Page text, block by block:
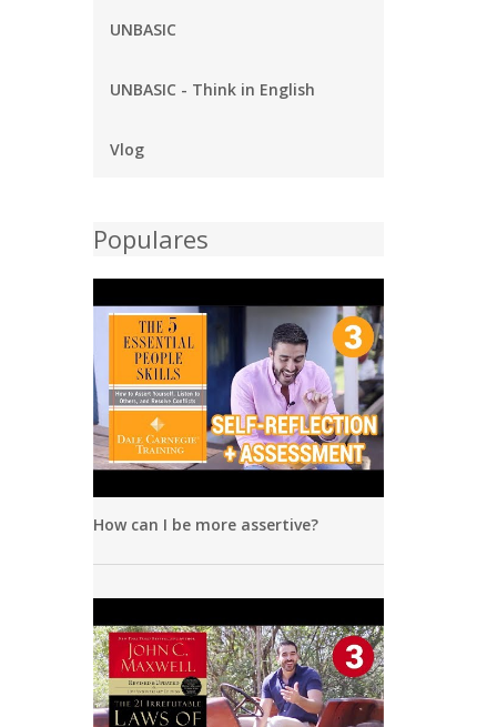
UNBASIC
UNBASIC - Think in English
Vlog
Populares
How can I be more assertive?